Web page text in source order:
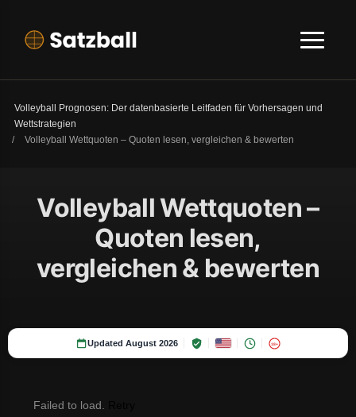
Volleyball Prognosen: Der datenbasierte Leitfaden für Vorhersagen und
Wettstrategien
/
Volleyball Wettquoten – Quoten lesen, vergleichen & bewerten
Volleyball Wettquoten –
Quoten lesen,
vergleichen & bewerten
Updated August 2026 18+
Failed to load.